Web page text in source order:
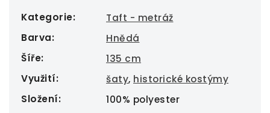
Kategorie:
Taft - metráž
Barva:
Hnědá
Šíře:
135 cm
Využití: šaty, historické kostýmy
Složení: 100% polyester